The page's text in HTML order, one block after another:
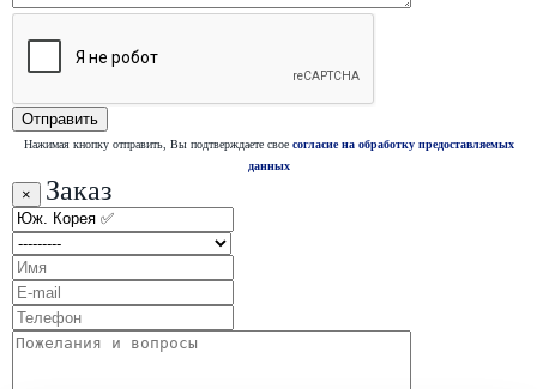
Нажимая кнопку отправить, Вы подтверждаете свое согласие на обработку предоставляемых
данных
× Заказ